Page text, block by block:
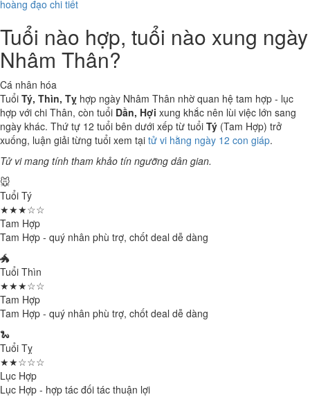
hoàng đạo chi tiết
Tuổi nào hợp, tuổi nào xung ngày
Nhâm Thân?
Cá nhân hóa
Tuổi Tý, Thìn, Tỵ hợp ngày Nhâm Thân nhờ quan hệ tam hợp - lục
hợp với chi Thân, còn tuổi Dần, Hợi xung khắc nên lùi việc lớn sang
ngày khác. Thứ tự 12 tuổi bên dưới xếp từ tuổi Tý (Tam Hợp) trở
xuống, luận giải từng tuổi xem tại tử vi hằng ngày 12 con giáp.
Tử vi mang tính tham khảo tín ngưỡng dân gian.
🐭
Tuổi Tý
★★★☆☆
Tam Hợp
Tam Hợp - quý nhân phù trợ, chốt deal dễ dàng
🐲
Tuổi Thìn
★★★☆☆
Tam Hợp
Tam Hợp - quý nhân phù trợ, chốt deal dễ dàng
🐍
Tuổi Tỵ
★★☆☆☆
Lục Hợp
Lục Hợp - hợp tác đối tác thuận lợi